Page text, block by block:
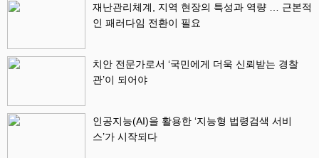
재난관리체계, 지역 현장의 특성과 역량 … 근본적
인 패러다임 전환이 필요
치안 전문가로서 ‘국민에게 더욱 신뢰받는 경찰
관’이 되어야
인공지능(AI)을 활용한 ‘지능형 법령검색 서비
스’가 시작되다